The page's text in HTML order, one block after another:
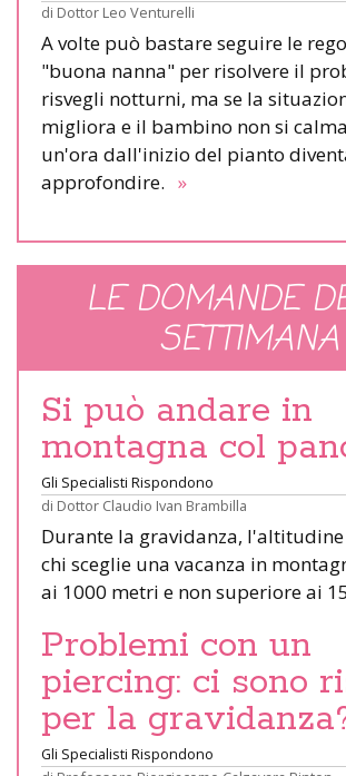
di Dottor Leo Venturelli
A volte può bastare seguire le
"buona nanna" per risolvere il
risvegli notturni, ma se la
migliora e il bambino non si
un'ora dall'inizio del pianto
approfondire. »
LE DOMANDE
SETTIMANA
Si può andare in
montagna col
Gli Specialisti Rispondono
di Dottor Claudio Ivan Brambilla
Durante la gravidanza,
chi sceglie una vacanza in
ai 1000 metri e non superiore ai
Problemi con un
piercing: ci sono
per la
Gli Specialisti Rispondono